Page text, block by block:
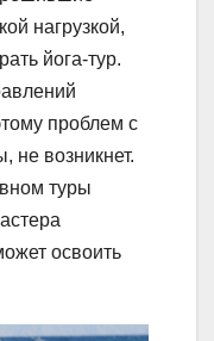
нагрузкой,
йога-тур.
проблем с
не возникнет.
туры
освоить